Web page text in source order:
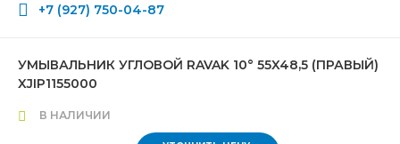
+7 (927) 750-04-87
УМЫВАЛЬНИК УГЛОВОЙ RAVAK 10° 55X48,5 (ПРАВЫЙ)
XJIP1155000
В НАЛИЧИИ